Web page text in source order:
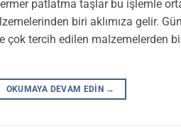
patlatma taşlar bu işlemle
biri aklımıza gelir.
çok tercih edilen malzemelerden
OKUMAYA DEVAM EDIN →